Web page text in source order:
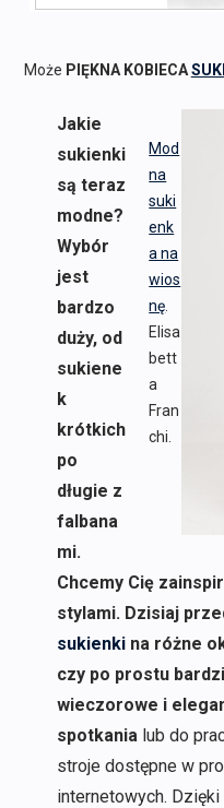
Może PIĘKNA KOBIECA
Mod
na
suki
enk
a na
wios
nę
Elisa
bett
a
Fran
chi.
Jakie
sukienki
są teraz
modne?
Wybór
jest
bardzo
duży, od
sukiene
k
krótkich
po
długie z
falbana
mi.
Chcemy Cię
stylami. Dzisiaj
sukienkina różne
czy po prostu
wieczorowe i
spotkania lub do
stroje dostępne w
internetowych.